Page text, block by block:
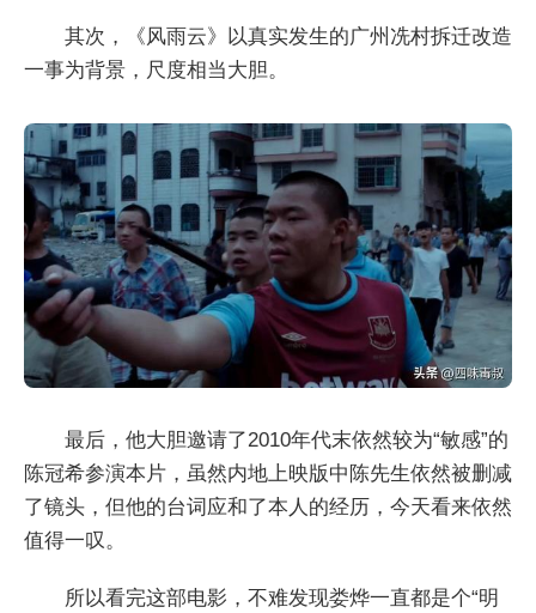
其次，《风雨云》以真实发生的广州冼村拆迁改造
一事为背景，尺度相当大胆。
最后，他大胆邀请了2010年代末依然较为“敏感”的
陈冠希参演本片，虽然内地上映版中陈先生依然被删减
了镜头，但他的台词应和了本人的经历，今天看来依然
值得一叹。
所以看完这部电影，不难发现娄烨一直都是个“明